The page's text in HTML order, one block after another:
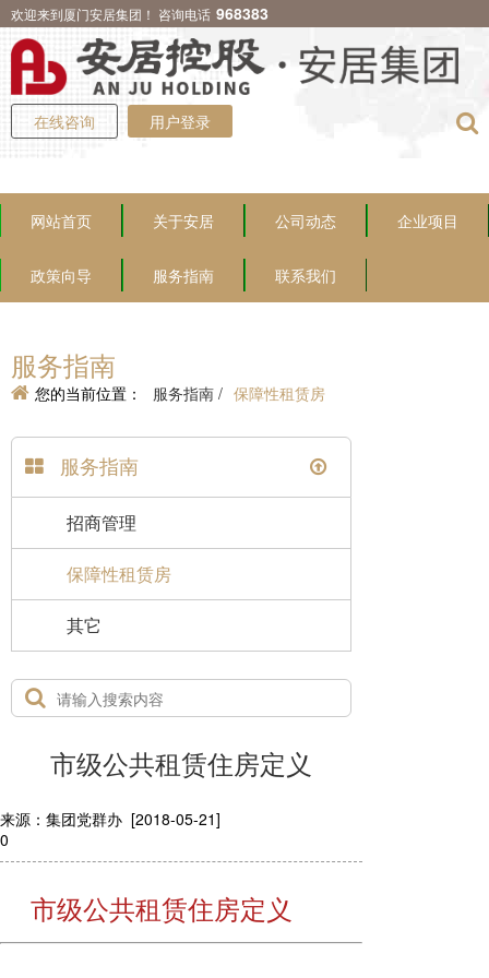
欢迎来到厦门安居集团！ 咨询电话 968383
在线咨询 用户登录
网站首页 关于安居 公司动态 企业项目
政策向导 服务指南 联系我们
服务指南
您的当前位置： 服务指南 / 保障性租赁房
服务指南
招商管理
保障性租赁房
其它
市级公共租赁住房定义
来源：集团党群办 [2018-05-21]
0
市级公共租赁住房定义